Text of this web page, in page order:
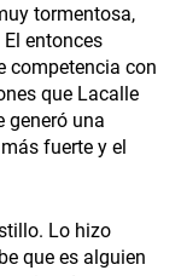
tormentosa,
entonces
competencia con
que Lacalle
generó una
fuerte y el
Lo hizo
que es alguien